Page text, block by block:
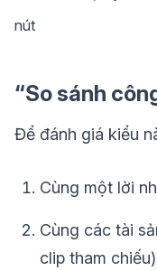
nút
“So sánh
Để đánh giá kiểu
Cùng một lời
Cùng các tài
clip tham chiếu)